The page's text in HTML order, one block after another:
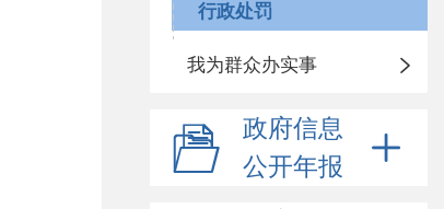
行政处罚
我为群众办实事
政府信息
公开年报